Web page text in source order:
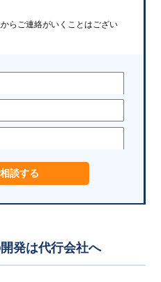
らご連絡がいくことはござい
発は代行会社へ